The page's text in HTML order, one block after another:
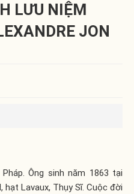
LƯU NIỆM
JON
Ông sinh năm 1863 tại
Lavaux, Thụy Sĩ. Cuộc đời